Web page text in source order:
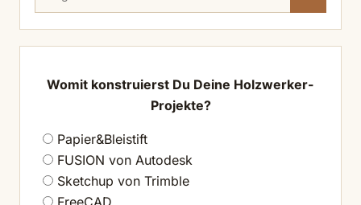
Womit konstruierst Du Deine Holzwerker-
Projekte?
Papier&Bleistift
FUSION von Autodesk
Sketchup von Trimble
FreeCAD